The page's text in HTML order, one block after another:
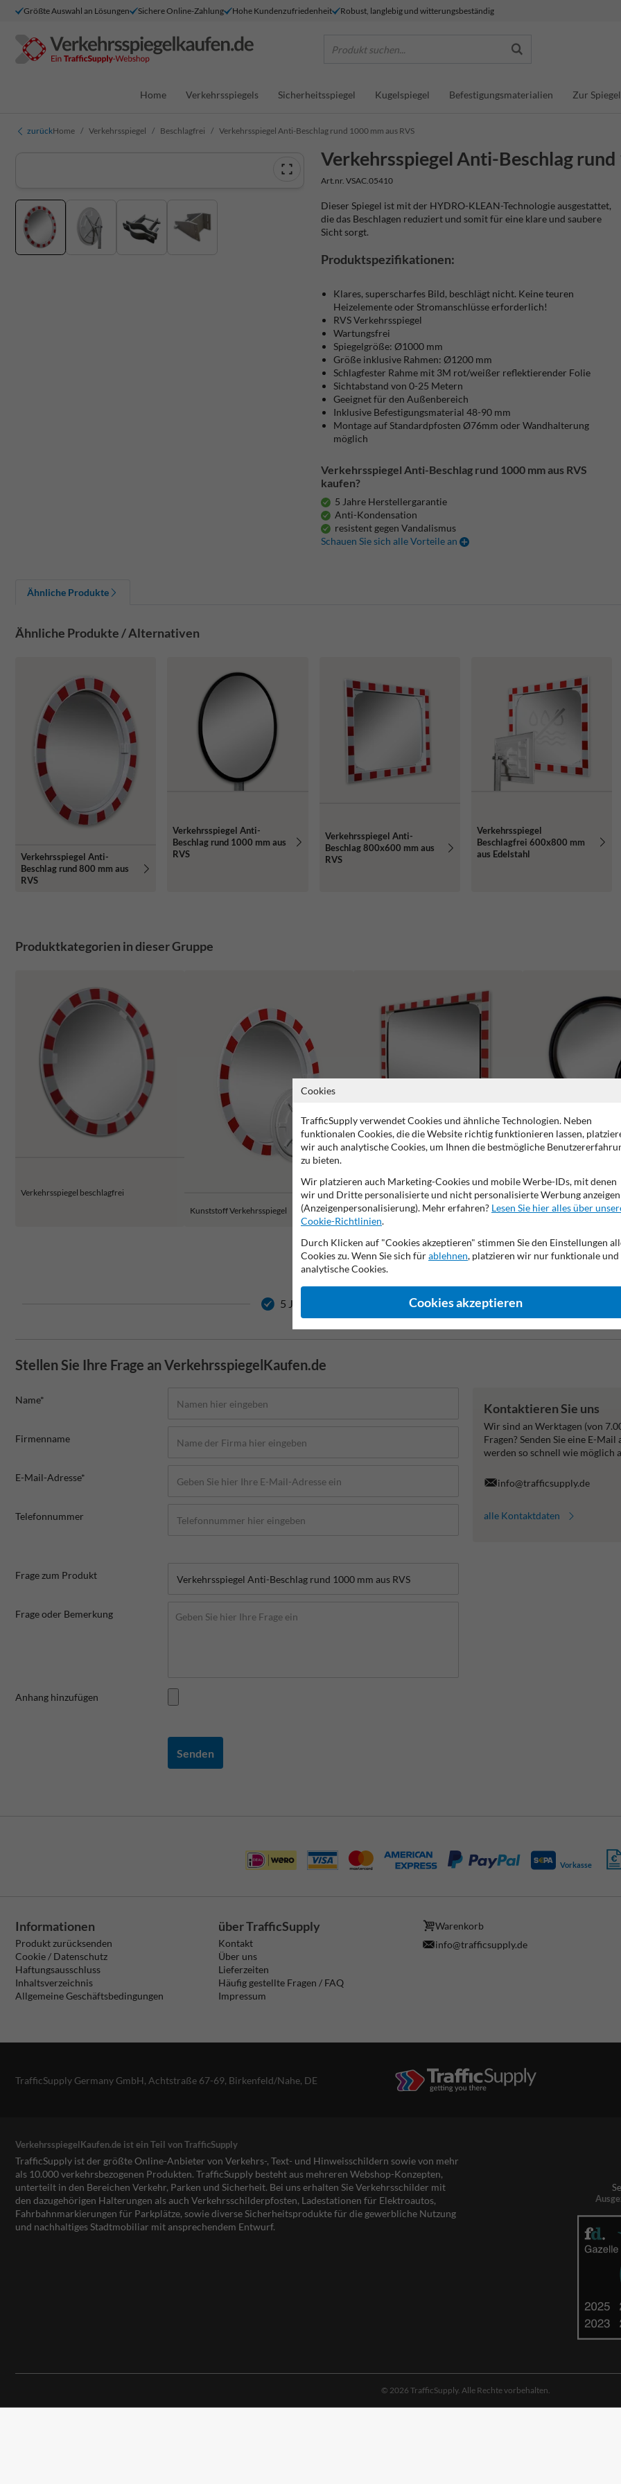
Größte Auswahl an Lösungen Sichere Online-Zahlung Hohe Kundenzufriedenheit Robust, langlebig und witterungsbeständig
Produkt suchen...
Home Verkehrsspiegels Sicherheitsspiegel Kugelspiegel Befestigungsmaterialien Zur
zurückHome Verkehrsspiegel Beschlagfrei Verkehrsspiegel Anti-Beschlag rund 1000 mm aus RVS
Verkehrsspiegel Anti-Beschlag rund
Art.nr. VSAC.05410
Dieser Spiegel ist mit der HYDRO-KLEAN-Technologie ausgestattet,
die das Beschlagen reduziert und somit für eine klare und saubere
Sicht sorgt.
Produktspezifikationen:
Klares, superscharfes Bild, beschlägt nicht. Keine teuren
Heizelemente oder Stromanschlüsse erforderlich!
RVS Verkehrsspiegel
Wartungsfrei
Spiegelgröße: Ø1000 mm
Größe inklusive Rahmen: Ø1200 mm
Schlagfester Rahme mit 3M rot/weißer reflektierender Folie
Sichtabstand von 0-25 Metern
Geeignet für den Außenbereich
Inklusive Befestigungsmaterial 48-90 mm
Montage auf Standardpfosten Ø76mm oder Wandhalterung
möglich
Verkehrsspiegel Anti-Beschlag rund 1000 mm aus RVS
kaufen?
5 Jahre Herstellergarantie
Anti-Kondensation
resistent gegen Vandalismus
Schauen Sie sich alle Vorteile an
Ähnliche Produkte
Ähnliche Produkte / Alternativen
Verkehrsspiegel Anti-
Beschlag rund 800 mm aus
RVS
Verkehrsspiegel Anti-
Beschlag rund 1000 mm aus
RVS
Verkehrsspiegel Anti-
Beschlag 800x600 mm aus
RVS
Verkehrsspiegel
Beschlagfrei 600x800 mm
aus Edelstahl
Produktkategorien in dieser Gruppe
Verkehrsspiegel beschlagfrei
Kunststoff Verkehrsspiegel
Verkehrsspiegel Edelstahl
Verkehrsspiegel 180 Grad
5 Jahre Herstellergarantie Anti-Kondensation resistent gegen
Stellen Sie Ihre Frage an VerkehrsspiegelKaufen.de
Name*
Firmenname
E-Mail-Adresse*
Telefonnummer
Frage zum Produkt
Frage oder Bemerkung
Anhang hinzufügen
Senden
Kontaktieren Sie uns
Wir sind an Werktagen (von
Fragen? Senden Sie eine E-Mail
werden so schnell wie möglich
info@trafficsupply.de
alle Kontaktdaten
Vorkasse
Informationen
Produkt zurücksenden
Cookie / Datenschutz
Haftungsausschluss
Inhaltsverzeichnis
Allgemeine Geschäftsbedingungen
über TrafficSupply
Kontakt
Über uns
Lieferzeiten
Häufig gestellte Fragen / FAQ
Impressum
Warenkorb
info@trafficsupply.de
TrafficSupply Germany GmbH, Achtstraße 67-69, Birkenfeld/Nahe, DE
VerkehrsspiegelKaufen.de ist ein Teil von TrafficSupply
TrafficSupply ist der größte Online-Anbieter von Verkehrs-, Text- und Hinweisschildern sowie von mehr
als 10.000 verkehrsbezogenen Produkten. TrafficSupply besteht aus mehreren Webshop-Konzepten,
unterteilt in den Bereichen Verkehr, Parken und Sicherheit. Bei uns erhalten Sie Verkehrsschilder mit
den dazugehörigen Halterungen als auch Verkehrsschilderpfosten, Ladestationen für Elektroautos,
Fahrbahnmarkierungen für Parkplätze, sowie diverse Sicherheitsprodukte für die gewerbliche Nutzung
und nachhaltiges Stadtmobiliar mit ansprechendem Entwurf.
© 2026 TrafficSupply. Alle Rechte vorbehalten.
Cookies
TrafficSupply verwendet Cookies und ähnliche Technologien. Neben
funktionalen Cookies, die die Website richtig funktionieren lassen,
wir auch analytische Cookies, um Ihnen die bestmögliche
zu bieten.
Wir platzieren auch Marketing-Cookies und mobile Werbe-IDs, mit denen
wir und Dritte personalisierte und nicht personalisierte Werbung anzeigen
(Anzeigenpersonalisierung). Mehr erfahren? Lesen Sie hier alles über
Cookie-Richtlinien.
Durch Klicken auf "Cookies akzeptieren" stimmen Sie den Einstellungen
Cookies zu. Wenn Sie sich fürablehnen, platzieren wir nur funktionale und
analytische Cookies.
Cookies akzeptieren